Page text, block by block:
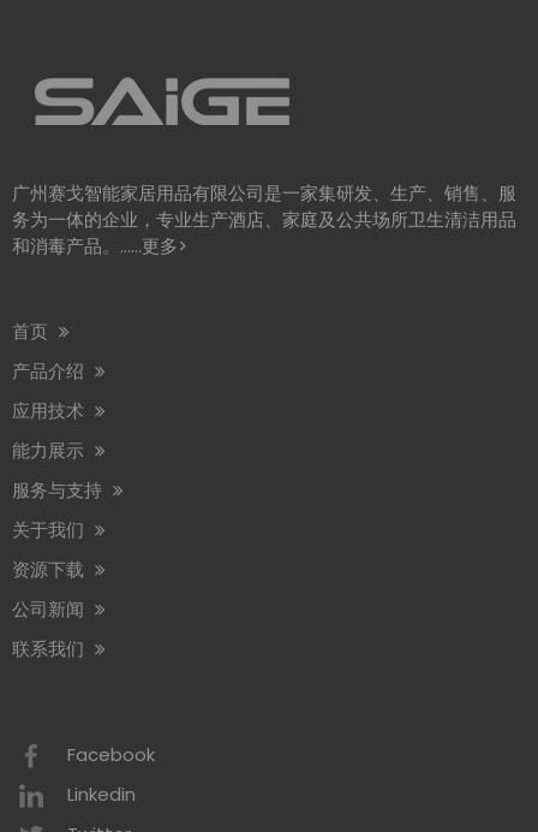
2026 年商业洗手间趋势 可持续发展
我司参加第29届广州酒店设备及用品展览会（12月16日至18日）我
我们很高兴地通知您，我们将参加 2026 年 4 月 14 日至 17 日举行
广州赛戈智能家居用品有限公司是一家集研发、生产、销售、服
务为一体的企业，专业生产酒店、家庭及公共场所卫生清洁用品
和消毒产品。……更多>
首页
产品介绍
应用技术
能力展示
服务与支持
关于我们
资源下载
公司新闻
联系我们
Facebook
Linkedin